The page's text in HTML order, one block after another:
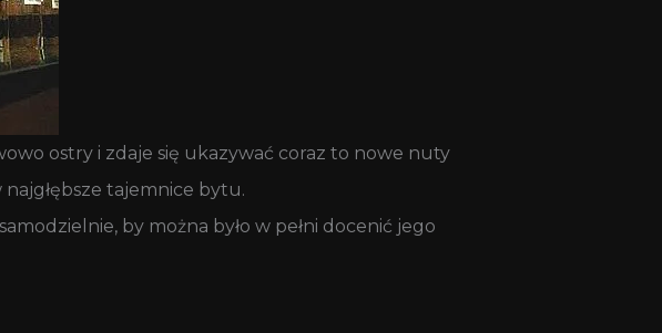
ostry i zdaje się ukazywać coraz to nowe nuty
tajemnice bytu.
by można było w pełni docenić jego